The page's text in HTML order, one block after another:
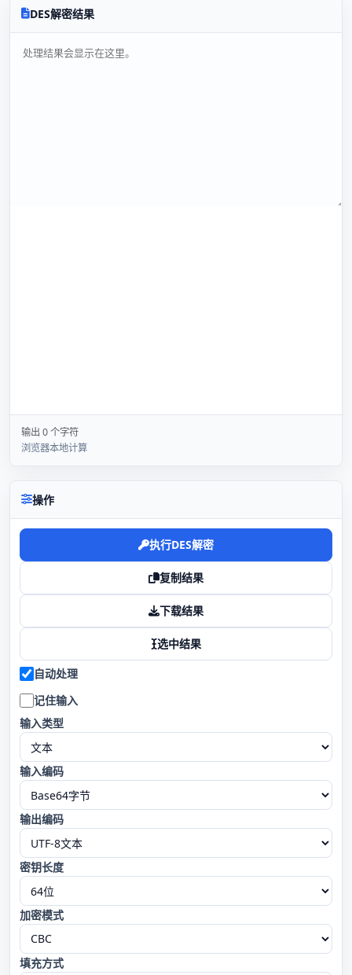
操作
执行DES解密
复制结果
下载结果
选中结果
自动处理
记住输入
输入类型
输入编码
输出编码
密钥长度
加密模式
填充方式
DES解密结果
输出 0 个字符
浏览器本地计算